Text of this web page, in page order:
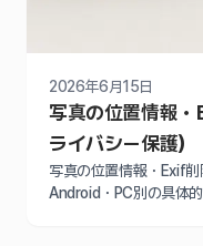
2026年6月15日
写真の位置情報
ライバシー保護）
写真の位置情報・Exif
Android・PC別の具体